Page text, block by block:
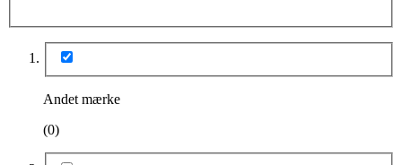
Andet mærke
(0)